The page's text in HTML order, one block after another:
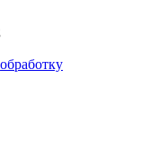
обработку